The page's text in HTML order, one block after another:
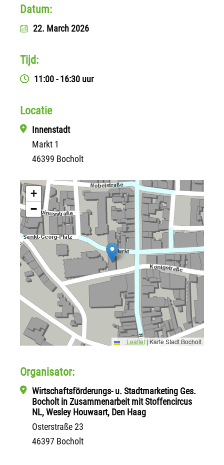
Datum:
22. March 2026
Tijd:
11:00 - 16:30 uur
Locatie
Innenstadt
Markt 1
46399 Bocholt
+
−
Leaflet | Karte Stadt Bocholt
Organisator:
Wirtschaftsförderungs- u. Stadtmarketing Ges.
Bocholt in Zusammenarbeit mit Stoffencircus
NL, Wesley Houwaart, Den Haag
Osterstraße 23
46397 Bocholt